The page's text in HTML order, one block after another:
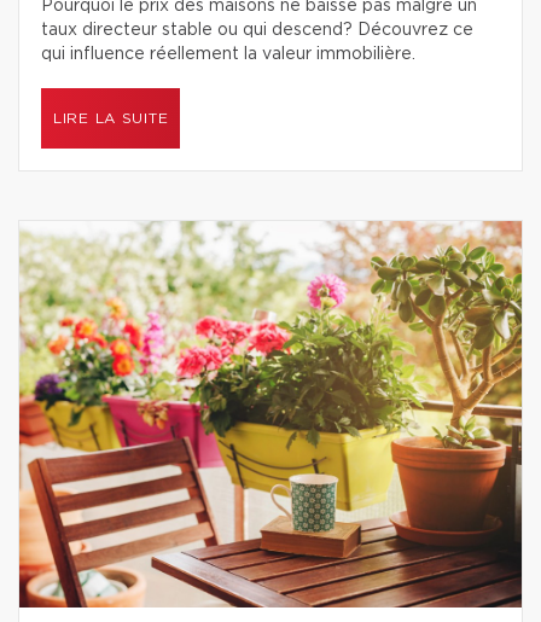
Pourquoi le prix des maisons ne baisse pas malgré un
taux directeur stable ou qui descend? Découvrez ce
qui influence réellement la valeur immobilière.
LIRE LA SUITE